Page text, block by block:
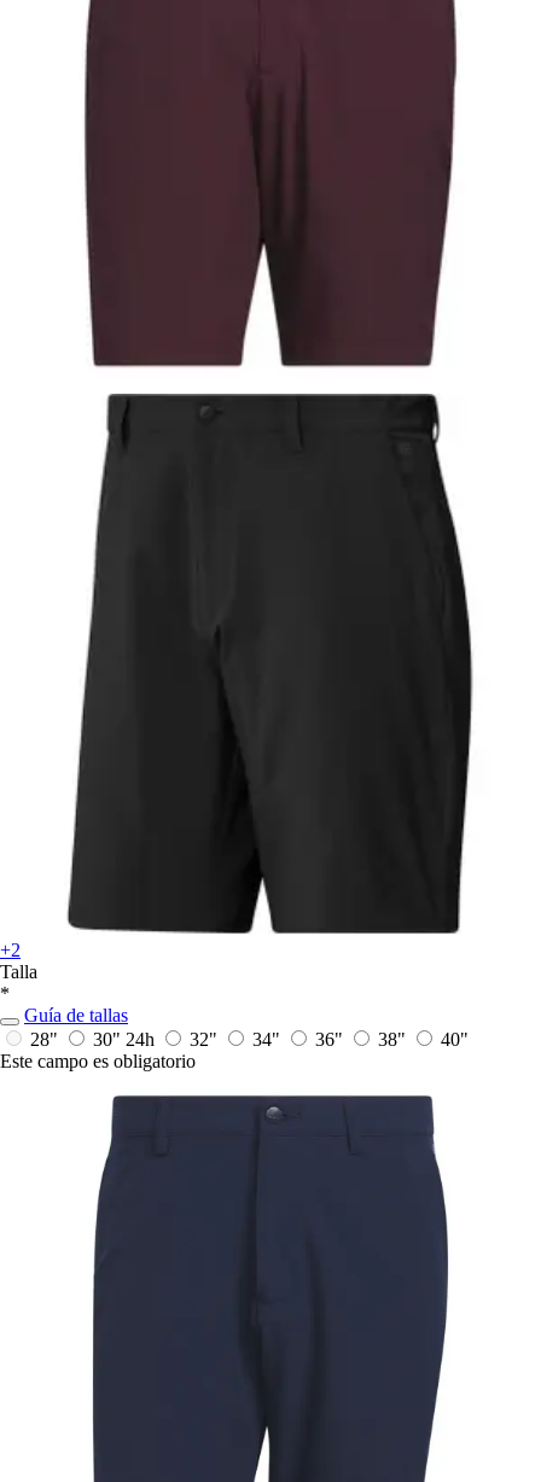
+2
Talla
*
Guía de tallas
28"
30" 24h 32" 34" 36" 38"
40"
Este campo es obligatorio